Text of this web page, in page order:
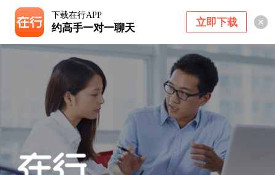
下载在行APP
约高手一对一聊天 立即下载